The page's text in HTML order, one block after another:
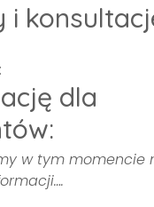
i
dla
w tym momencie